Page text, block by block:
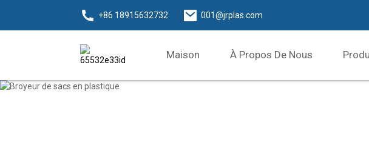
+86 18915632732 001@jrplas.com
Maison À Propos De Nous